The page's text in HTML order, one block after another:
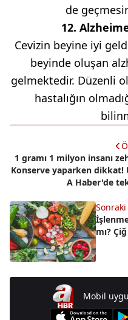
de
12.
Cevizin beyine iyi
beyinde oluşan
gelmektedir. Düzenli
hastalığın
1 gramı 1 milyon insanı
Konserve yaparken dikkat!
A Haber'de
mı?
Mobil